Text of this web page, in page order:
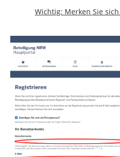
Wichtig: Merken Sie